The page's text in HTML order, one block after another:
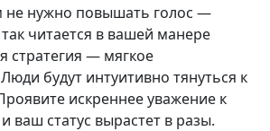
не нужно повышать голос —
читается в вашей манере
стратегия — мягкое
будут интуитивно тянуться к
искреннее уважение к
ваш статус вырастет в разы.